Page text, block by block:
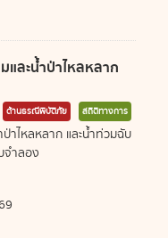
ละน้ำป่าไหลหลาก
ด้านธรณีพิบัติภัย สถิติทางการ
ไหลหลาก และน้ำท่วมฉับ
จำลอง